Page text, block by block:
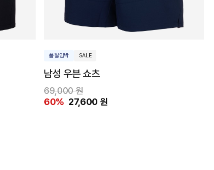
품절임박 SALE
남성 우븐 쇼츠
69,000 원
60% 27,600 원